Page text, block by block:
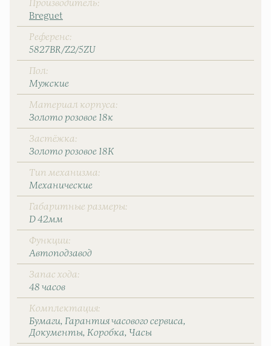
Производитель
Breguet
Референс
5827BR/Z2/5ZU
Пол
Мужские
Материал корпуса
Золото розовое 18к
Застёжка
Золото розовое 18К
Тип механизма
Механические
Габаритные размеры
D 42мм
Функции
Автоподзавод
Запас хода
48 часов
Комплектация
Бумаги Гарантия часового сервиса
Документы Коробка Часы